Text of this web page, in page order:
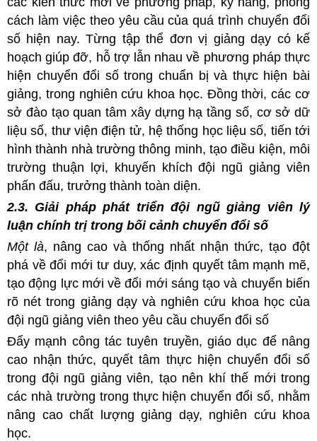
cách làm việc theo yêu cầu của quá trình chuyển đổi
số hiện nay. Từng tập thể đơn vị giảng dạy có kế
hoạch giúp đỡ, hỗ trợ lẫn nhau về phương pháp thực
hiện chuyển đổi số trong chuẩn bị và thực hiện bài
giảng, trong nghiên cứu khoa học. Đồng thời, các cơ
sở đào tạo quan tâm xây dựng hạ tầng số, cơ sở dữ
liệu số, thư viện điện tử, hệ thống học liệu số, tiến tới
hình thành nhà trường thông minh, tạo điều kiện, môi
trường thuận lợi, khuyến khích đội ngũ giảng viên
phấn đấu, trưởng thành toàn diện.
2.3. Giải pháp phát triển đội ngũ giảng viên lý
luận chính trị trong bối cảnh chuyển đổi số
Một là, nâng cao và thống nhất nhận thức, tạo đột
phá về đổi mới tư duy, xác định quyết tâm mạnh mẽ,
tạo động lực mới về đổi mới sáng tạo và chuyển biến
rõ nét trong giảng dạy và nghiên cứu khoa học của
đội ngũ giảng viên theo yêu cầu chuyển đổi số
Đẩy mạnh công tác tuyên truyền, giáo dục để nâng
cao nhận thức, quyết tâm thực hiện chuyển đổi số
trong đội ngũ giảng viên, tạo nên khí thế mới trong
các nhà trường trong thực hiện chuyển đổi số, nhằm
nâng cao chất lượng giảng dạy, nghiên cứu khoa
học.